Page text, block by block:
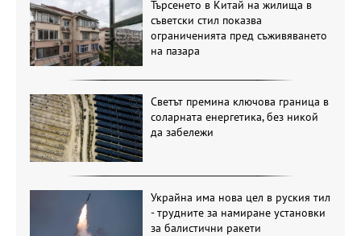
Търсенето в Китай на жилища в
съветски стил показва
ограниченията пред съживяването
на пазара
Светът премина ключова граница в
соларната енергетика, без никой
да забележи
Украйна има нова цел в руския тил
- трудните за намиране установки
за балистични ракети